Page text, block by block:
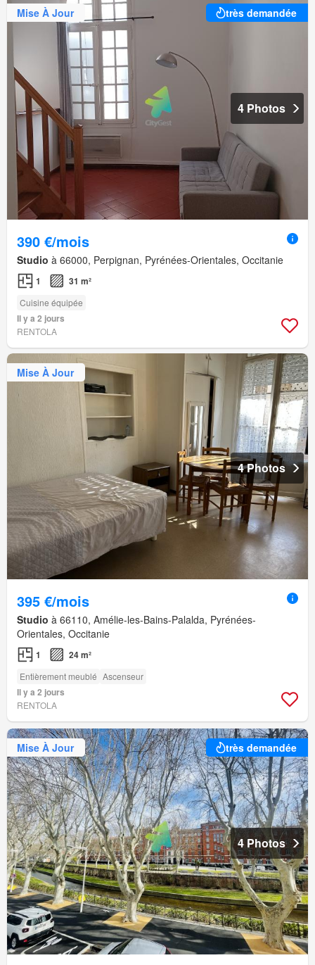
Mise À Jour très demandée
4 Photos
390 €/mois
Studio à 66000, Perpignan, Pyrénées-Orientales, Occitanie
1 31 m²
Cuisine équipée
Il y a 2 jours
RENTOLA
Mise À Jour
4 Photos
395 €/mois
Studio à 66110, Amélie-les-Bains-Palalda, Pyrénées-
Orientales, Occitanie
1 24 m²
Entièrement meublé Ascenseur
Il y a 2 jours
RENTOLA
Mise À Jour très demandée
4 Photos